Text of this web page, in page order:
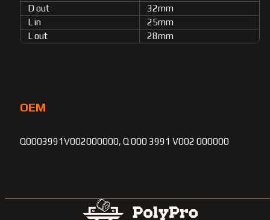
D out
32mm
L in
25mm
L out
28mm
OEM
Q0003991V002000000, Q 000 3991 V002 000000